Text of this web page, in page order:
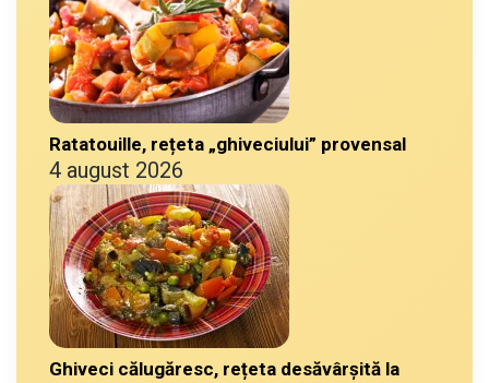
Ratatouille, rețeta „ghiveciului” provensal
4 august 2026
Ghiveci călugăresc, rețeta desăvârșită la